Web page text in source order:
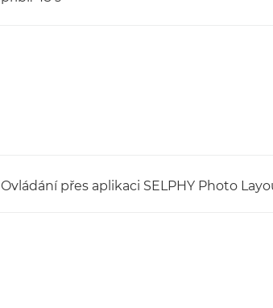
Ovládání přes aplikaci SELPHY Photo